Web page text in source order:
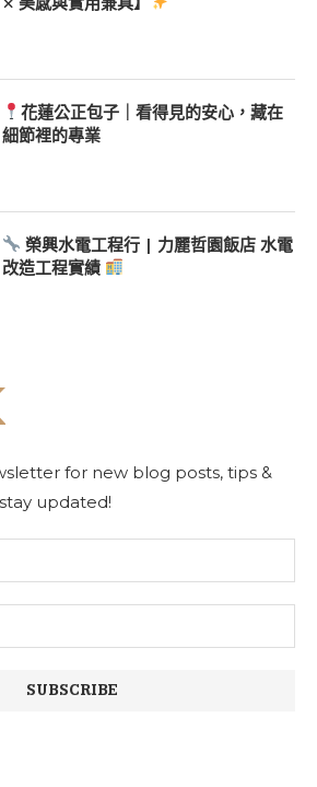
花蓮公正包子｜看得見的安心，藏在
細節裡的專業
榮興水電工程行 | 力麗哲園飯店 水電
改造工程實績
for new blog posts, tips &
updated!